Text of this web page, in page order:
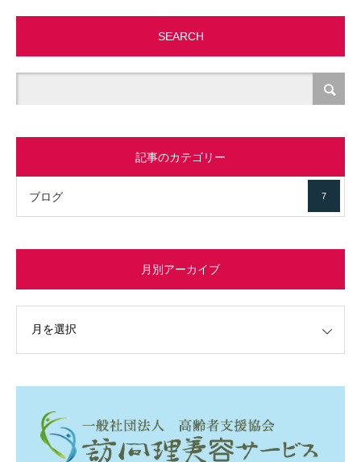
SEARCH
記事のカテゴリー
ブログ 7
月別アーカイブ